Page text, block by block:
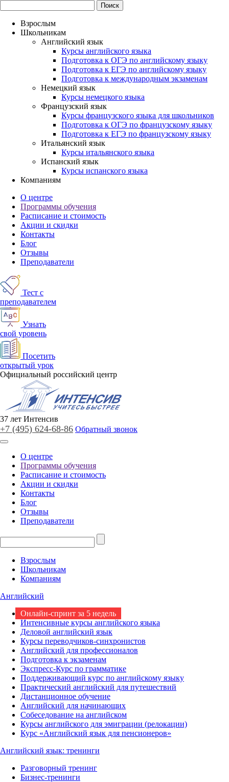
Взрослым
Школьникам
Английский язык
Курсы английского языка
Подготовка к ОГЭ по английскому языку
Подготовка к ЕГЭ по английскому языку
Подготовка к международным экзаменам
Немецкий язык
Курсы немецкого языка
Французский язык
Курсы французского языка для школьников
Подготовка к ОГЭ по французскому языку
Подготовка к ЕГЭ по французскому языку
Итальянский язык
Курсы итальянского языка
Испанский язык
Курсы испанского языка
Компаниям
О центре
Программы обучения
Расписание и стоимость
Акции и скидки
Контакты
Блог
Отзывы
Преподаватели
Тест с
преподавателем
Узнать
свой уровень
Посетить
открытый урок
Официальный российский центр
37 лет Интенсив
+7 (495) 624-68-86 Обратный звонок
О центре
Программы обучения
Расписание и стоимость
Акции и скидки
Контакты
Блог
Отзывы
Преподаватели
Взрослым
Школьникам
Компаниям
Английский
Онлайн-спринт за 5 недель
Интенсивные курсы английского языка
Деловой английский язык
Курсы переводчиков-синхронистов
Английский для профессионалов
Подготовка к экзаменам
Экспресс-Курс по грамматике
Поддерживающий курс по английскому языку
Практический английский для путешествий
Дистанционное обучение
Английский для начинающих
Собеседование на английском
Курсы английского для эмиграции (релокации)
Курс «Английский язык для пенсионеров»
Английский язык: тренинги
Разговорный тренинг
Бизнес-тренинги